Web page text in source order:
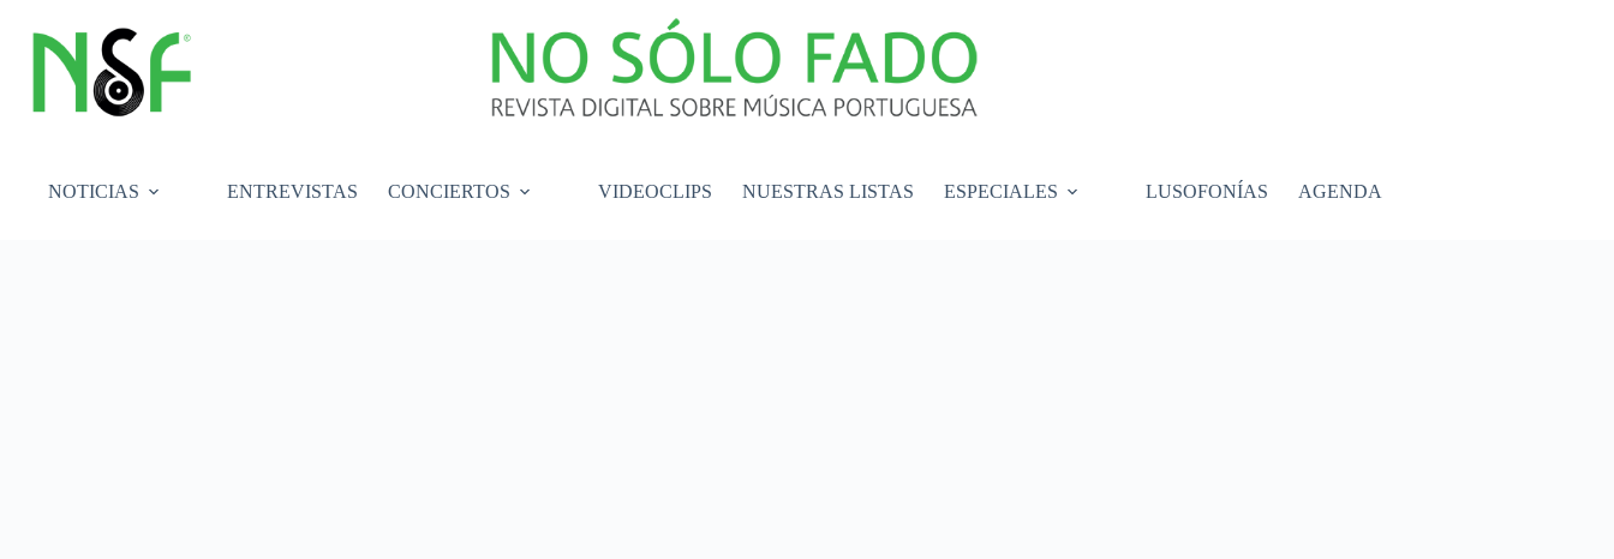
contenido
NOTICIAS ENTREVISTAS CONCIERTOS VIDEOCLIPS NUESTRAS LISTAS ESPECIALES LUSOFONÍAS AGENDA